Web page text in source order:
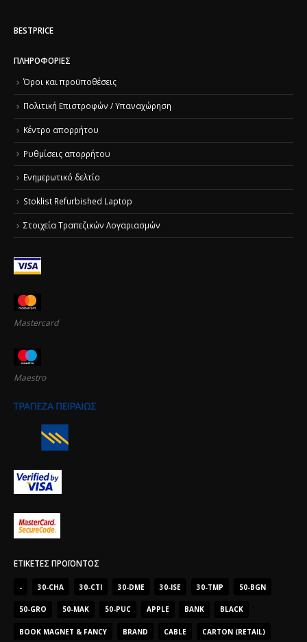
BESTPRICE
ΠΛΗΡΟΦΟΡΊΕΣ
Όροι και προϋποθέσεις
Πολιτική Επιστροφών / Υπαναχώρηση
Κέντρο απορρήτου
Ρυθμίσεις απορρήτου
Ενημερωτικό δελτίο
Stoklist Refurbished Laptop
Στοιχεία Τραπεζικών Λογαριασμών
Mastercard
Maestro
ΕΤΙΚΈΤΕΣ ΠΡΟΪΌΝΤΟΣ
- 30-CHA 30-CTI 30-DME 30-ISE 30-TMP 50-BGN
50-GRO 50-MAK 50-PUC APPLE BANK BLACK
BOOK MAGNET & FANCY BRAND CABLE CARTON (RETAIL)